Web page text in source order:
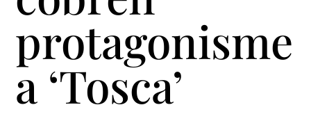
protagonisme
a ‘Tosca’